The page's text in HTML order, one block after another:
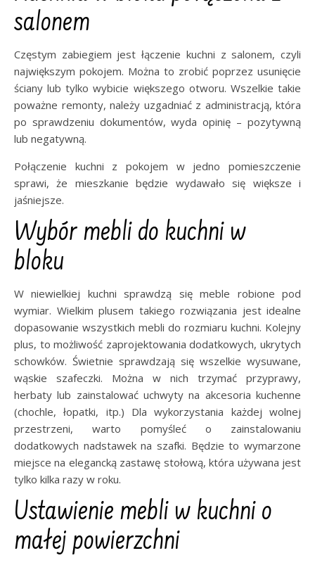
salonem
Częstym zabiegiem jest łączenie kuchni z salonem, czyli
największym pokojem. Można to zrobić poprzez usunięcie
ściany lub tylko wybicie większego otworu. Wszelkie takie
poważne remonty, należy uzgadniać z administracją, która
po sprawdzeniu dokumentów, wyda opinię – pozytywną
lub negatywną.
Połączenie kuchni z pokojem w jedno pomieszczenie
sprawi, że mieszkanie będzie wydawało się większe i
jaśniejsze.
Wybór mebli do kuchni w
bloku
W niewielkiej kuchni sprawdzą się meble robione pod
wymiar. Wielkim plusem takiego rozwiązania jest idealne
dopasowanie wszystkich mebli do rozmiaru kuchni. Kolejny
plus, to możliwość zaprojektowania dodatkowych, ukrytych
schowków. Świetnie sprawdzają się wszelkie wysuwane,
wąskie szafeczki. Można w nich trzymać przyprawy,
herbaty lub zainstalować uchwyty na akcesoria kuchenne
(chochle, łopatki, itp.) Dla wykorzystania każdej wolnej
przestrzeni, warto pomyśleć o zainstalowaniu
dodatkowych nadstawek na szafki. Będzie to wymarzone
miejsce na elegancką zastawę stołową, która używana jest
tylko kilka razy w roku.
Ustawienie mebli w kuchni o
małej powierzchni